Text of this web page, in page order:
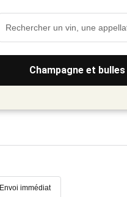
Champagne et bulles
Envoi immédiat